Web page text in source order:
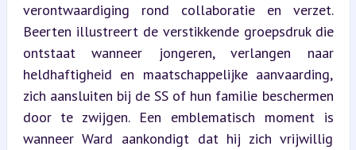
verontwaardiging rond collaboratie en verzet.
Beerten illustreert de verstikkende groepsdruk die
ontstaat wanneer jongeren, verlangen naar
heldhaftigheid en maatschappelijke aanvaarding,
zich aansluiten bij de SS of hun familie beschermen
door te zwijgen. Een emblematisch moment is
wanneer Ward aankondigt dat hij zich vrijwillig